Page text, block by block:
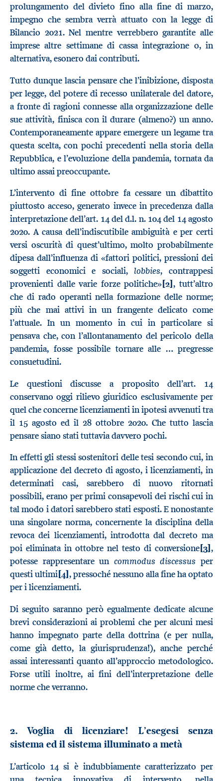
prolungamento del divieto fino alla fine di marzo,
impegno che sembra verrà attuato con la legge di
Bilancio 2021. Nel mentre verrebbero garantite alle
imprese altre settimane di cassa integrazione o, in
alternativa, esonero dai contributi.
Tutto dunque lascia pensare che l’inibizione, disposta
per legge, del potere di recesso unilaterale del datore,
a fronte di ragioni connesse alla organizzazione delle
sue attività, finisca con il durare (almeno?) un anno.
Contemporaneamente appare emergere un legame tra
questa scelta, con pochi precedenti nella storia della
Repubblica, e l’evoluzione della pandemia, tornata da
ultimo assai preoccupante.
L’intervento di fine ottobre fa cessare un dibattito
piuttosto acceso, generato invece in precedenza dalla
interpretazione dell’art. 14 del d.l. n. 104 del 14 agosto
2020. A causa dell’indiscutibile ambiguità e per certi
versi oscurità di quest’ultimo, molto probabilmente
dipesa dall’influenza di «fattori politici, pressioni dei
soggetti economici e sociali,lobbies, contrappesi
provenienti dalle varie forze politiche»[2], tutt’altro
che di rado operanti nella formazione delle norme;
più che mai attivi in un frangente delicato come
l’attuale. In un momento in cui in particolare si
pensava che, con l’allontanamento del pericolo della
pandemia, fosse possibile tornare alle … pregresse
consuetudini.
Le questioni discusse a proposito dell’art. 14
conservano oggi rilievo giuridico esclusivamente per
quel che concerne licenziamenti in ipotesi avvenuti tra
il 15 agosto ed il 28 ottobre 2020. Che tutto lascia
pensare siano stati tuttavia davvero pochi.
In effetti gli stessi sostenitori delle tesi secondo cui, in
applicazione del decreto di agosto, i licenziamenti, in
determinati casi, sarebbero di nuovo ritornati
possibili, erano per primi consapevoli dei rischi cui in
tal modo i datori sarebbero stati esposti. E nonostante
una singolare norma, concernente la disciplina della
revoca dei licenziamenti, introdotta dal decreto ma
poi eliminata in ottobre nel testo di conversione[3],
potesse rappresentare un commodus discessus per
questi ultimi[4], pressoché nessuno alla fine ha optato
per i licenziamenti.
Di seguito saranno però egualmente dedicate alcune
brevi considerazioni ai problemi che per alcuni mesi
hanno impegnato parte della dottrina (e per nulla,
come già detto, la giurisprudenza!), anche perché
assai interessanti quanto all’approccio metodologico.
Forse utili inoltre, ai fini dell’interpretazione delle
norme che verranno.
2. Voglia di licenziare! L’esegesi senza
sistema ed il sistema illuminato a metà
L’articolo 14 si è indubbiamente caratterizzato per